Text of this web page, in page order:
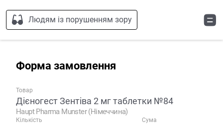
Людям із порушенням зору
Форма замовлення
Товар
Дієногест Зентіва 2 мг таблетки №84
Haupt Pharma Munster (Німеччина)
Кількість Сума